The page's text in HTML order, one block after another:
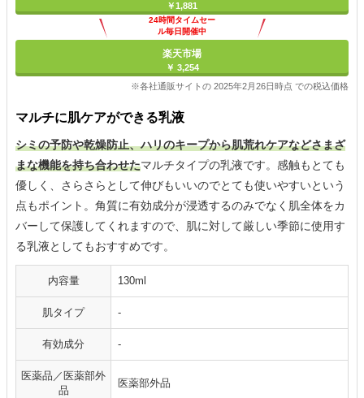
￥1,881
24時間タイムセー
ル毎日開催中
楽天市場
￥ 3,254
※各社通販サイトの 2025年2月26日時点 での税込価格
マルチに肌ケアができる乳液
シミの予防や乾燥防止、ハリのキープから肌荒れケアなどさまざ
まな機能を持ち合わせたマルチタイプの乳液です。感触もとても
優しく、さらさらとして伸びもいいのでとても使いやすいという
点もポイント。角質に有効成分が浸透するのみでなく肌全体をカ
バーして保護してくれますので、肌に対して厳しい季節に使用す
る乳液としてもおすすめです。
内容量 130ml
肌タイプ -
有効成分 -
医薬品／医薬部外
品
医薬部外品